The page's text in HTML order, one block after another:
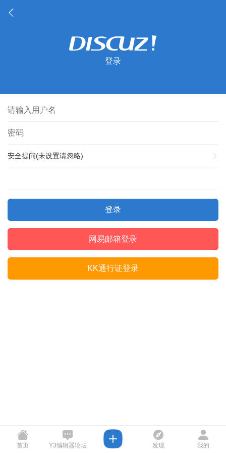
登录
安全提问(未设置请忽略)
登录
网易邮箱登录
KK通行证登录
首页 Y3编辑器论坛 发现 我的